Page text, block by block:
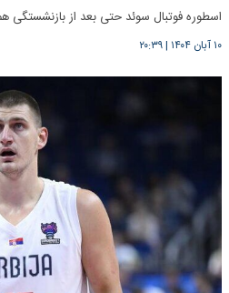
اسطوره فوتبال سوئد حتی بعد از
۱۰ آبان ۱۴۰۴ |۲۰:۳۹